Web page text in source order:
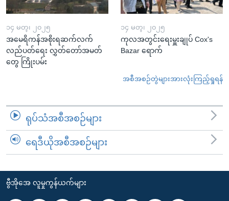
၁၄ မတ္၊ ၂၀၂၅
အမေရိကန်အစိုးရဆက်လက်
လည်ပတ်ရေး လွှတ်တော်အမတ်
တွေ ကြိုးပမ်း
၁၄ မတ္၊ ၂၀၂၅
ကုလအတွင်းရေးမှူးချုပ် Cox's
Bazar ရောက်
အစီအစဉ်တွဲများအားလုံးကြည့်ရှုရန်
ရုပ်သံအစီအစဉ်များ
ရေဒီယိုအစီအစဉ်များ
ဗွီအိုအေ လူမှုကွန်ယက်များ